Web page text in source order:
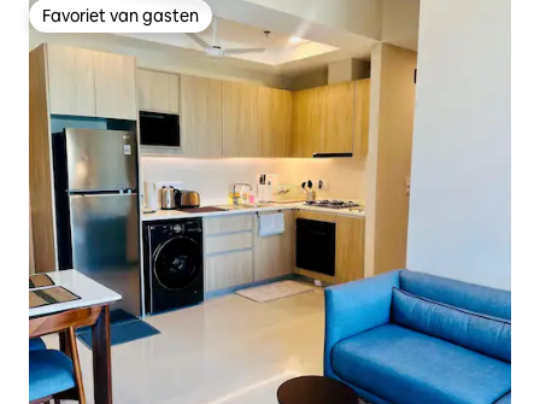
Favoriet van gasten
Favoriet van gasten